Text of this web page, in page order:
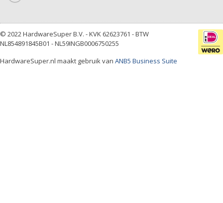
© 2022 HardwareSuper B.V. - KVK 62623761 - BTW
NL854891845B01 - NL59INGB0006750255
HardwareSuper.nl maakt gebruik van ANB5 Business Suite